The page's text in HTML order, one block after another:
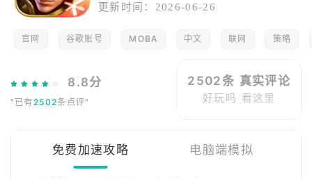
更新时间： 2026-06-26
官网 谷歌账号 MOBA 中文 联网 策略
8.8分
"已有2502条点评"
2502条 真实评论
好玩吗 看这里
免费加速攻略 电脑端模拟